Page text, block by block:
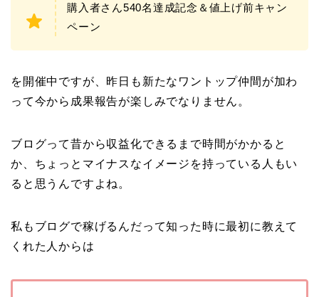
購入者さん540名達成記念＆値上げ前キャン
ペーン
を開催中ですが、昨日も新たなワントップ仲間が加わ
って今から成果報告が楽しみでなりません。
ブログって昔から収益化できるまで時間がかかると
か、ちょっとマイナスなイメージを持っている人もい
ると思うんですよね。
私もブログで稼げるんだって知った時に最初に教えて
くれた人からは